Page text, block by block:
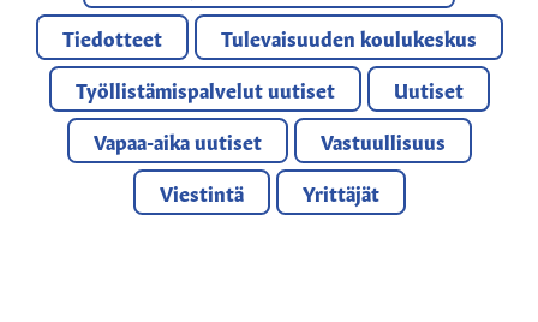
Tiedotteet
Tulevaisuuden koulukeskus
Työllistämispalvelut uutiset
Uutiset
Vapaa-aika uutiset
Vastuullisuus
Viestintä
Yrittäjät